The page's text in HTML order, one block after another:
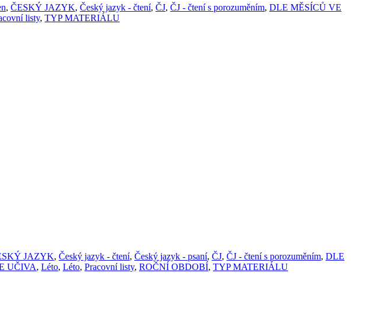
, ČESKÝ JAZYK, Český jazyk - čtení, ČJ, ČJ - čtení s porozuměním, DLE MĚSÍCŮ VE
listy, TYP MATERIÁLU
JAZYK, Český jazyk - čtení, Český jazyk - psaní, ČJ, ČJ - čtení s porozuměním, DLE
UČIVA, Léto, Léto, Pracovní listy, ROČNÍ OBDOBÍ, TYP MATERIÁLU